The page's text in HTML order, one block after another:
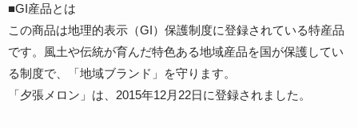
■GI産品とは
この商品は地理的表示（GI）保護制度に登録されている特産品
です。風土や伝統が育んだ特色ある地域産品を国が保護してい
る制度で、「地域ブランド」を守ります。
「夕張メロン」は、2015年12月22日に登録されました。